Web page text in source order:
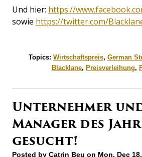
Und hier: https://
sowie https://twitter.com/
Topics: Wirtschaftspreis, German
Blacklane, Preisverleihung,
Unternehmer
Manager des
gesucht!
Posted by Catrin Beu on Mon, Dec